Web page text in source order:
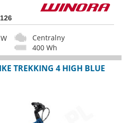
Centralny
400 Wh
TREKKING 4 HIGH BLUE